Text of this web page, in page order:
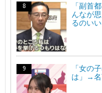
「副首
んなが
るのいい
「女の
は」→名